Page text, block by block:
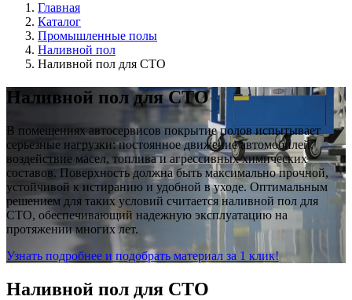
Главная
Каталог
Промышленные полы
Наливной пол
Наливной пол для СТО
Наливной пол для СТО
В помещениях автосервисов покрытие полов испытывает
серьезные нагрузки: постоянное движение автомобилей,
воздействие масел, топлива и агрессивных химических
составов. Поверхность должна быть максимально прочной,
устойчивой к истиранию и удобной в уходе. Оптимальным
решением для таких условий считается наливной пол для
СТО, обеспечивающий надежную эксплуатацию на
протяжении многих лет.
Узнать подробнее и подобрать материал за 1 клик!
Наливной пол для СТО